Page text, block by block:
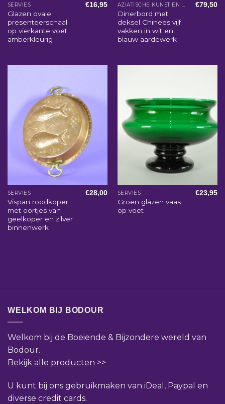
SERVIES
Glazen ovale
presenteerschaal
op vierkante voet
amberkleurig
€16,95 AZIATISCHE KUNST EN WOONACCESSOIRES
Dinerbord met
deksel Chinees vijf
vakken in wit en
blauw aardewerk
€79,50
SERVIES
Vispan roodkoper
met oortjes van
geelkoper en zilver
binnenwerk
€28,00 SERVIES
Groen glazen vaas
op voet
€23,95
WELKOM BIJ BODOUR
Welkom bij de Boeiende & Bijzondere wereld van
Bodour.
Bekijk alle producten >>
U kunt bij ons gebruikmaken van iDeal, Paypal en
diverse credit cards.